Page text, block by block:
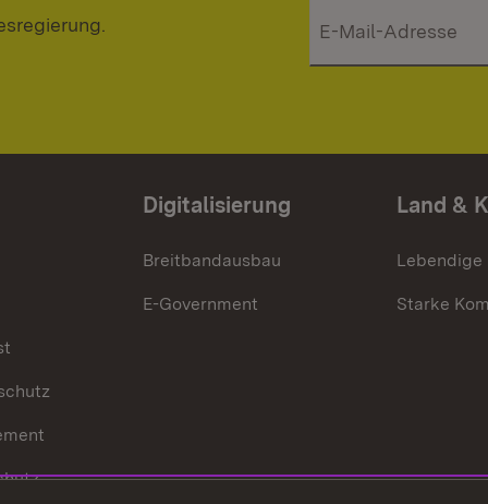
Digitalisierung
Breitbandausbau
E-Government
Land &
Lebendige
Starke